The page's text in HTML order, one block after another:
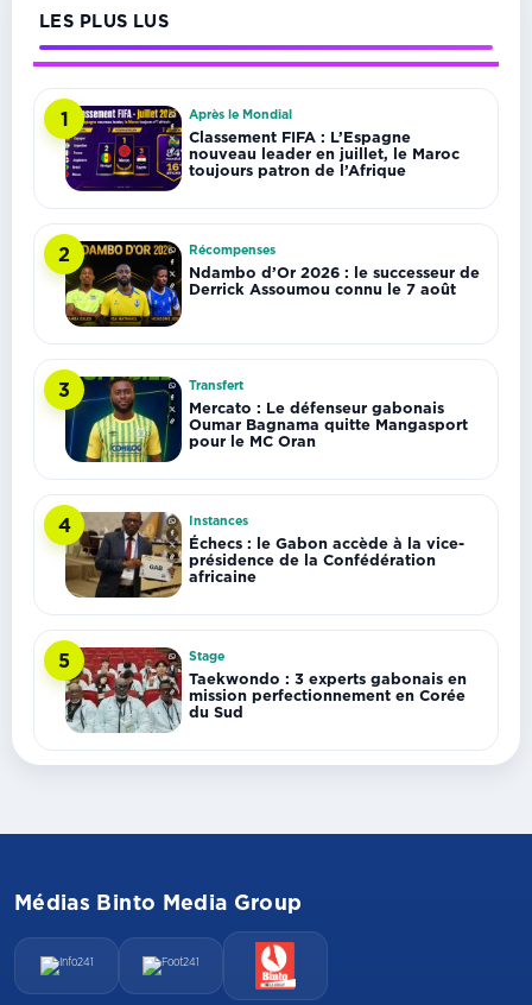
LES PLUS LUS
1 Après le Mondial
Classement FIFA : L’Espagne
nouveau leader en juillet, le Maroc
toujours patron de l’Afrique
2 Récompenses
Ndambo d’Or 2026 : le successeur de
Derrick Assoumou connu le 7 août
3 Transfert
Mercato : Le défenseur gabonais
Oumar Bagnama quitte Mangasport
pour le MC Oran
4 Instances
Échecs : le Gabon accède à la vice-
présidence de la Confédération
africaine
5 Stage
Taekwondo : 3 experts gabonais en
mission perfectionnement en Corée
du Sud
Médias Binto Media Group